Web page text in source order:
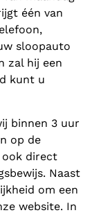
één van
sloopauto
zal hij een
kunt u
binnen 3 uur
op de
ook direct
Naast
om een
website. In